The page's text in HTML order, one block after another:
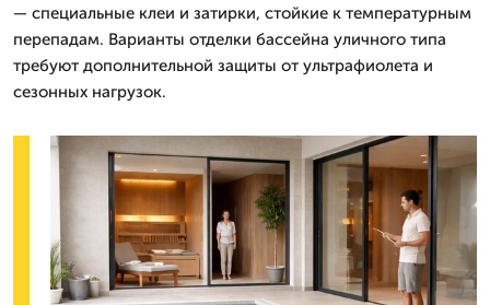
— специальные клеи и затирки, стойкие к температурным
перепадам. Варианты отделки бассейна уличного типа
требуют дополнительной защиты от ультрафиолета и
сезонных нагрузок.